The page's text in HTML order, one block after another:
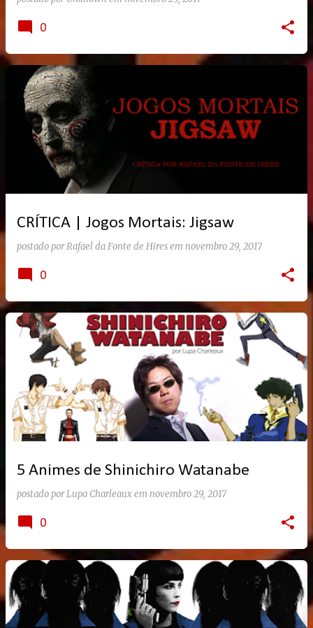
0
CRÍTICA | Jogos Mortais: Jigsaw
postado porRafael da Fonte de Hiresem novembro 29, 2017
0
5 Animes de Shinichiro Watanabe
postado porLupa Charleauxem novembro 29, 2017
0